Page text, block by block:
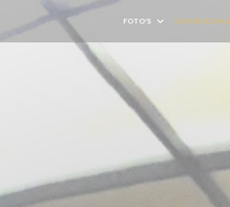
FOTO'S